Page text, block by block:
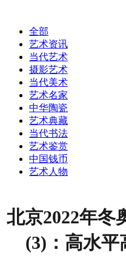
全部
艺术资讯
当代艺术
摄影艺术
当代美术
艺术名家
中华陶瓷
艺术典藏
当代书法
艺术鉴赏
中国钱币
艺术人物
北京2022年冬
(3)：高水平